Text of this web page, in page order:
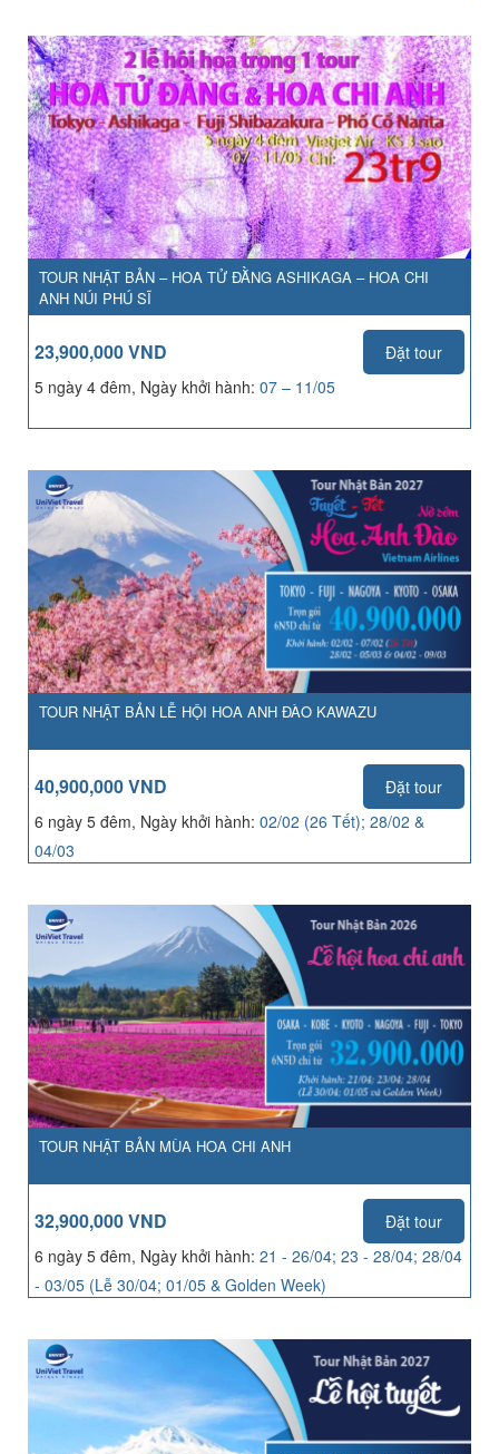
TOUR NHẬT BẢN – HOA TỬ ĐẰNG ASHIKAGA – HOA CHI
ANH NÚI PHÚ SĨ
23,900,000 VND
Đặt tour
5 ngày 4 đêm, Ngày khởi hành: 07 – 11/05
TOUR NHẬT BẢN LỄ HỘI HOA ANH ĐÀO KAWAZU
40,900,000 VND
Đặt tour
6 ngày 5 đêm, Ngày khởi hành: 02/02 (26 Tết); 28/02 &
04/03
TOUR NHẬT BẢN MÙA HOA CHI ANH
32,900,000 VND
Đặt tour
6 ngày 5 đêm, Ngày khởi hành: 21 - 26/04; 23 - 28/04; 28/04
- 03/05 (Lễ 30/04; 01/05 & Golden Week)